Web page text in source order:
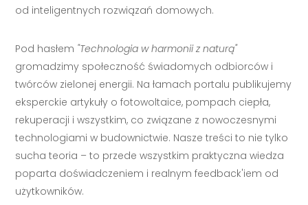
od inteligentnych rozwiązań domowych.
Pod hasłem "Technologia w harmonii z naturą"
gromadzimy społeczność świadomych odbiorców i
twórców zielonej energii. Na łamach portalu publikujemy
eksperckie artykuły o fotowoltaice, pompach ciepła,
rekuperacji i wszystkim, co związane z nowoczesnymi
technologiami w budownictwie. Nasze treści to nie tylko
sucha teoria – to przede wszystkim praktyczna wiedza
poparta doświadczeniem i realnym feedback'iem od
użytkowników.